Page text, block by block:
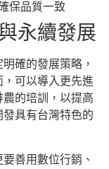
保品質一致
永續發展
確的發展策略，
，可以導入更先進
的培訓，以提高
具有台灣特色的
善用數位行銷、